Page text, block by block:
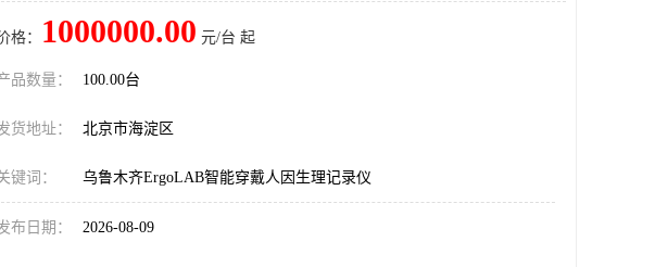
格： 1000000.00 元/台 起
品数量： 100.00台
货地址： 北京市海淀区
键词： 乌鲁木齐ErgoLAB智能穿戴人因生理记录仪
布日期： 2026-08-09